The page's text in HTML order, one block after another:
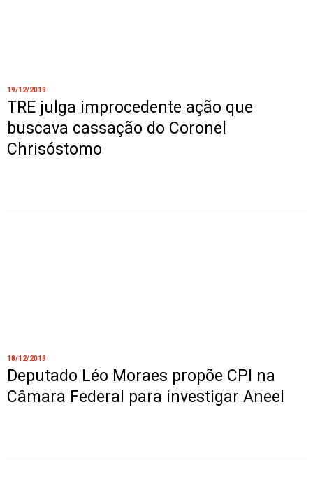
19/12/2019
TRE julga improcedente ação que
buscava cassação do Coronel
Chrisóstomo
18/12/2019
Deputado Léo Moraes propõe CPI na
Câmara Federal para investigar Aneel